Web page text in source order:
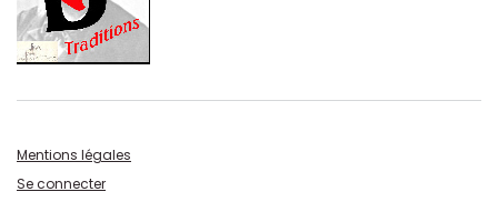
Mentions légales
Se connecter